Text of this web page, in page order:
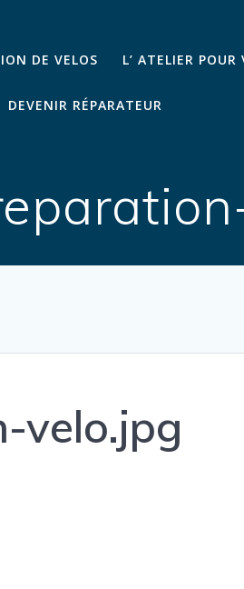
DE VELOS L’ ATELIER POUR
DEVENIR RÉPARATEUR
velo.jpg